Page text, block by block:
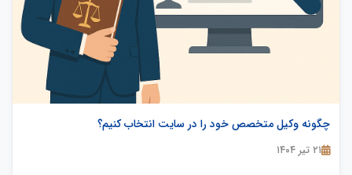
چگونه وکیل متخصص خود را در سایت انتخاب کنیم؟
۲۱ تیر ۱۴۰۴